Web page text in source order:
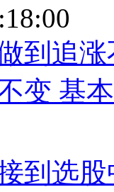
到追
变 基
到选